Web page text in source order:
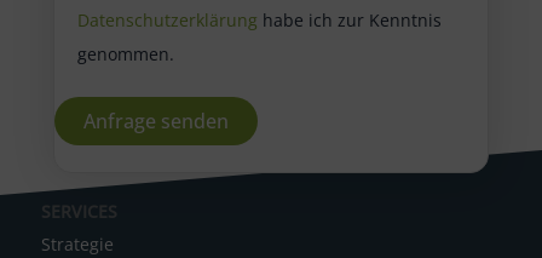
Datenschutzerklärung habe ich zur Kenntnis
genommen.
A
l
SERVICES
Strategie